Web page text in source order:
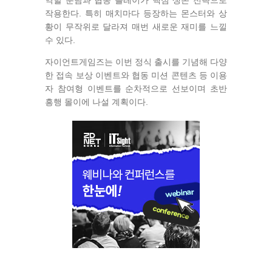
작용한다. 특히 매치마다 등장하는 몬스터와 상
황이 무작위로 달라져 매번 새로운 재미를 느낄
수 있다.
자이언트게임즈는 이번 정식 출시를 기념해 다양
한 접속 보상 이벤트와 협동 미션 콘텐츠 등 이용
자 참여형 이벤트를 순차적으로 선보이며 초반
흥행 몰이에 나설 계획이다.